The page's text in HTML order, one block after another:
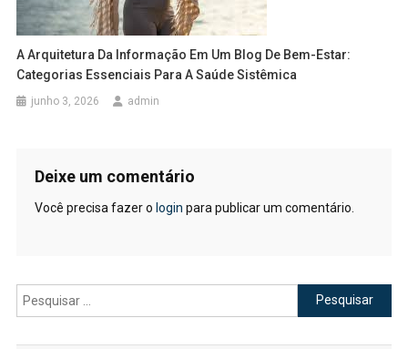
A Arquitetura Da Informação Em Um Blog De Bem-Estar:
Categorias Essenciais Para A Saúde Sistêmica
junho 3, 2026 admin
Deixe um comentário
Você precisa fazer o login para publicar um comentário.
Pesquisar
por: